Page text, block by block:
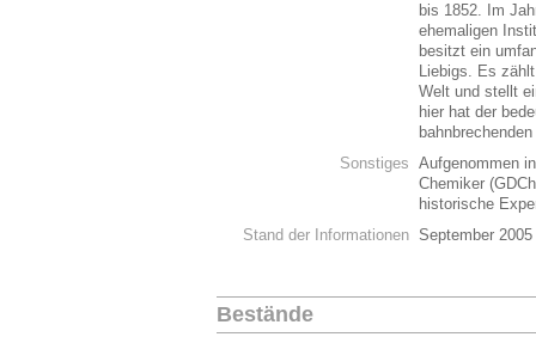
bis 1852. Im
ehemaligen
besitzt ein
Liebigs. Es
Welt und stellt
hier hat der
Sonstiges Aufgenommen
Chemiker
historische
Stand der Informationen September 2005
Bestände